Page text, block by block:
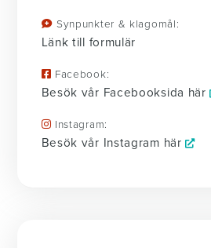
Synpunkter & klagomål:
Länk till formulär
Facebook:
Besök vår Facebooksida här
Instagram:
Besök vår Instagram här